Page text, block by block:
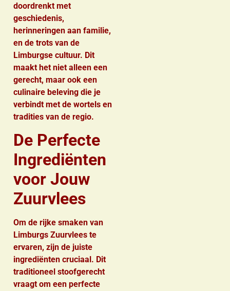
doordrenkt met
geschiedenis,
herinneringen aan familie,
en de trots van de
Limburgse cultuur. Dit
maakt het niet alleen een
gerecht, maar ook een
culinaire beleving die je
verbindt met de wortels en
tradities van de regio.
De Perfecte
Ingrediënten
voor Jouw
Zuurvlees
Om de rijke smaken van
Limburgs Zuurvlees te
ervaren, zijn de juiste
ingrediënten cruciaal. Dit
traditioneel stoofgerecht
vraagt om een perfecte